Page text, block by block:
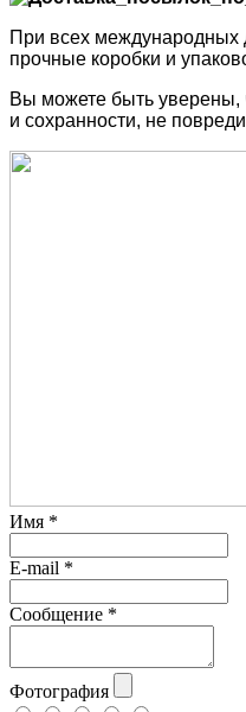
При всех международных
прочные коробки и
Вы можете быть уверены,
и сохранности, не
Имя *
E-mail *
Сообщение *
Фотография